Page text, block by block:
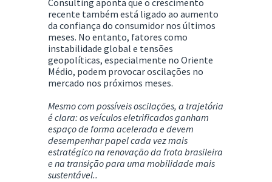
Consulting aponta que o crescimento
recente também está ligado ao aumento
da confiança do consumidor nos últimos
meses. No entanto, fatores como
instabilidade global e tensões
geopolíticas, especialmente no Oriente
Médio, podem provocar oscilações no
mercado nos próximos meses.
Mesmo com possíveis oscilações, a trajetória
é clara: os veículos eletrificados ganham
espaço de forma acelerada e devem
desempenhar papel cada vez mais
estratégico na renovação da frota brasileira
e na transição para uma mobilidade mais
sustentável..